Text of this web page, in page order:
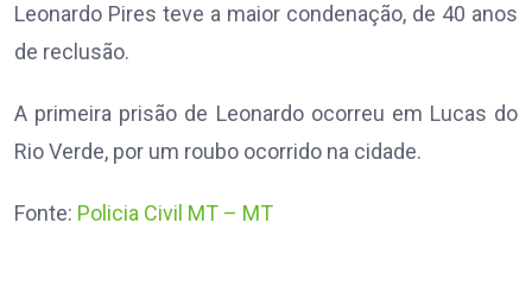
Leonardo Pires teve a maior condenação, de 40 anos
de reclusão.
A primeira prisão de Leonardo ocorreu em Lucas do
Rio Verde, por um roubo ocorrido na cidade.
Fonte: Policia Civil MT – MT